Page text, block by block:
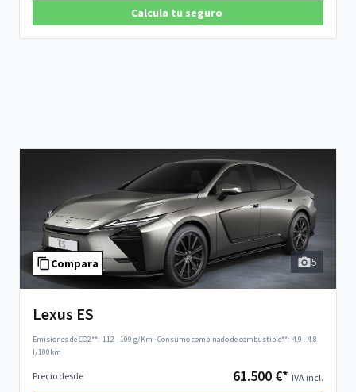
Calcula tu seguro
Compara 5
Lexus ES
Emisiones de CO2**: 112 - 109 g/Km ·Consumo combinado de combustible**: 4.9 - 4.8
l/100km
Precio desde 61.500 €* IVA incl.